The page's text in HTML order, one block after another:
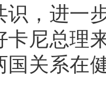
识，进一
卡尼总理
国关系在